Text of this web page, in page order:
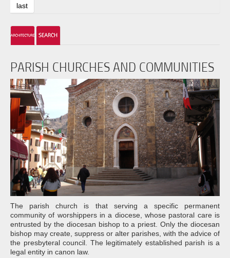
last
PARISH CHURCHES AND COMMUNITIES
The parish church is that serving a specific permanent
community of worshippers in a diocese, whose pastoral care is
entrusted by the diocesan bishop to a priest. Only the diocesan
bishop may create, suppress or alter parishes, with the advice of
the presbyteral council. The legitimately established parish is a
legal entity in canon law.